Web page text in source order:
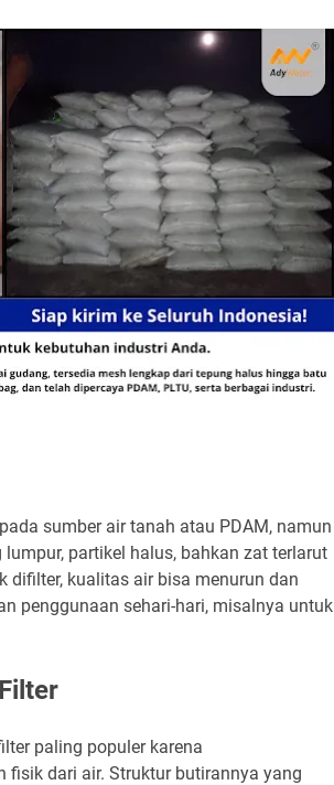
sumber air tanah atau PDAM, namun
partikel halus, bahkan zat terlarut
difilter, kualitas air bisa menurun dan
penggunaan sehari-hari, misalnya untuk
paling populer karena
dari air. Struktur butirannya yang